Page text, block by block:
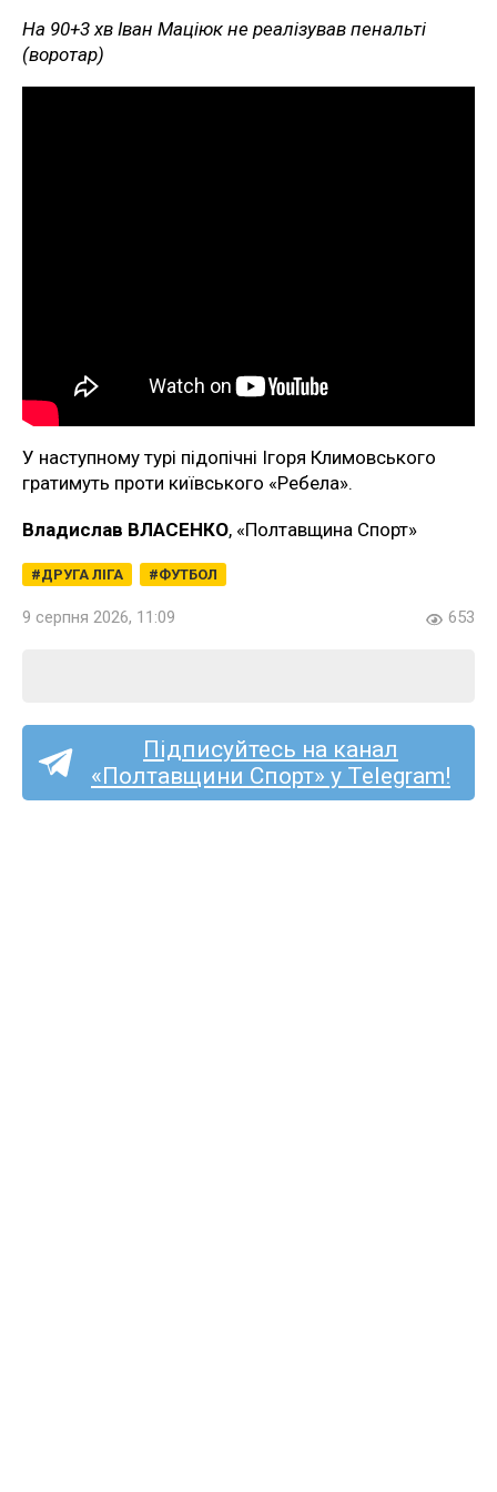
На 90+3 хв Іван Маціюк не реалізував пенальті
(воротар)
У наступному турі підопічні Ігоря Климовського
гратимуть проти київського «Ребела».
Владислав ВЛАСЕНКО, «Полтавщина Спорт»
ДРУГА ЛІГА ФУТБОЛ
9 серпня 2026, 11:09 653
Підписуйтесь на канал
«Полтавщини Спорт» у Telegram!